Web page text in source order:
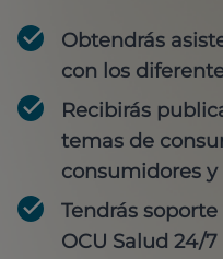
Obtendrás
con los
Recibirás
temas de
consumidores y
Tendrás
OCU Salud 24/